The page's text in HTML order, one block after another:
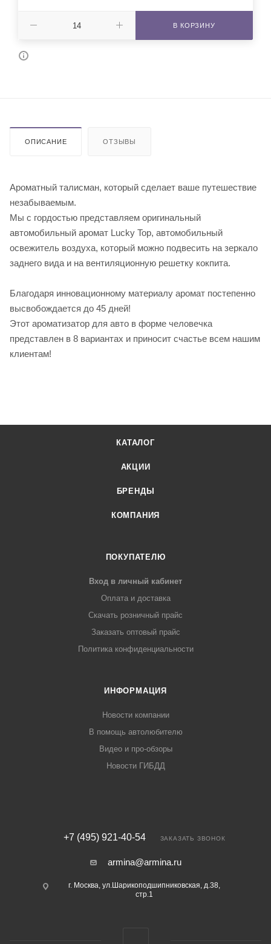
В КОРЗИНУ
ОПИСАНИЕ ОТЗЫВЫ
Ароматный талисман, который сделает ваше путешествие
незабываемым.
Мы с гордостью представляем оригинальный
автомобильный аромат Lucky Top, автомобильный
освежитель воздуха, который можно подвесить на зеркало
заднего вида и на вентиляционную решетку кокпита.
Благодаря инновационному материалу аромат постепенно
высвобождается до 45 дней!
Этот ароматизатор для авто в форме человечка
представлен в 8 вариантах и приносит счастье всем нашим
клиентам!
КАТАЛОГ
АКЦИИ
БРЕНДЫ
КОМПАНИЯ
ПОКУПАТЕЛЮ
Вход в личный кабинет
Оплата и доставка
Скачать розничный прайс
Заказать оптовый прайс
Политика конфиденциальности
ИНФОРМАЦИЯ
Новости компании
В помощь автолюбителю
Видео и про-обзоры
Новости ГИБДД
+7 (495) 921-40-54 ЗАКАЗАТЬ ЗВОНОК
armina@armina.ru
г. Москва, ул.Шарикоподшипниковская, д.38,
стр.1